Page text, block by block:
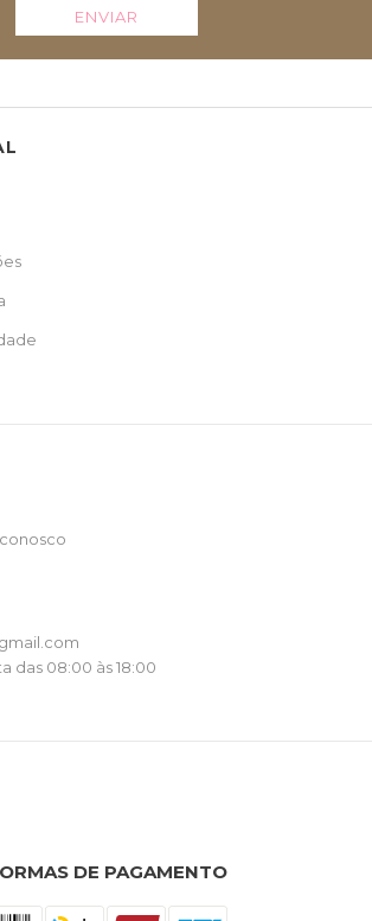
ENVIAR
das 08:00 às 18:00
DE PAGAMENTO